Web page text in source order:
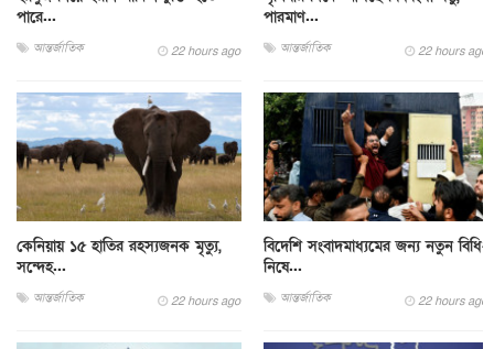
পারে...
আন্তর্জাতিক 22 hours ago
পারমাণ...
আন্তর্জাতিক 22 hours ago
কেনিয়ায় ১৫ হাতির রহস্যজনক মৃত্যু,
সন্দেহ...
আন্তর্জাতিক 22 hours ago
বিদেশি সংবাদমাধ্যমের জন্য নতুন বিধি-
নিষে...
আন্তর্জাতিক 22 hours ago